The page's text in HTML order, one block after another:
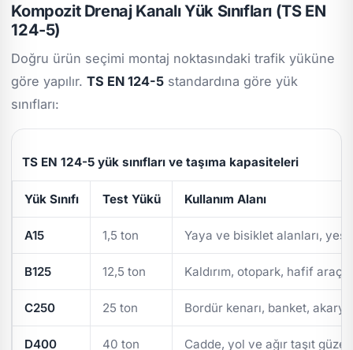
Kompozit Drenaj Kanalı Yük Sınıfları (TS EN
124-5)
Doğru ürün seçimi montaj noktasındaki trafik yüküne
göre yapılır.TS EN 124-5 standardına göre yük
sınıfları:
TS EN 124-5 yük sınıfları ve taşıma kapasiteleri
Yük Sınıfı Test Yükü Kullanım Alanı
A15 1,5 ton Yaya ve bisiklet alanları,
B125 12,5 ton Kaldırım, otopark, hafif araç
C250 25 ton Bordür kenarı, banket,
D400 40 ton Cadde, yol ve ağır taşıt